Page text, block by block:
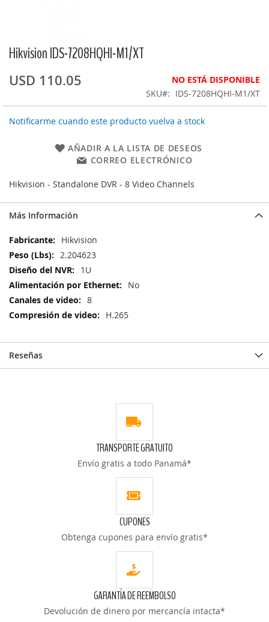
Hikvision IDS-7208HQHI-M1/XT
USD 110.05
NO ESTÁ DISPONIBLE
SKU
IDS-7208HQHI-M1/XT
Notificarme cuando este producto vuelva a stock
AÑADIR A LA LISTA DE DESEOS
CORREO ELECTRÓNICO
Hikvision - Standalone DVR - 8 Video Channels
Saltar
comienzo
de
de
Más Información
Más
Información
Hikvision
2.204623
1U
No
8
H.265
Reseñas
TRANSPORTE GRATUITO
Envío gratis a todo Panamá*
CUPONES
Obtenga cupones para envío gratis*
GARANTÍA DE REEMBOLSO
Devolución de dinero por mercancía intacta*